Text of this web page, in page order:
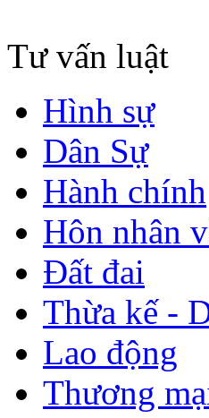
Tư vấn luật
Hình sự
Dân Sự
Hành chính
Hôn nhân
Đất đai
Thừa kế -
Lao động
Thương